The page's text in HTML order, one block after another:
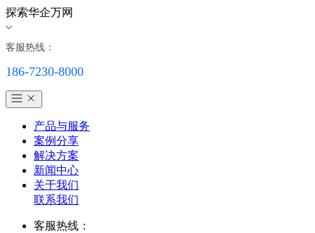
探索华企万网
客服热线：
186-7230-8000
产品与服务
案例分享
解决方案
新闻中心
关于我们
联系我们
客服热线：